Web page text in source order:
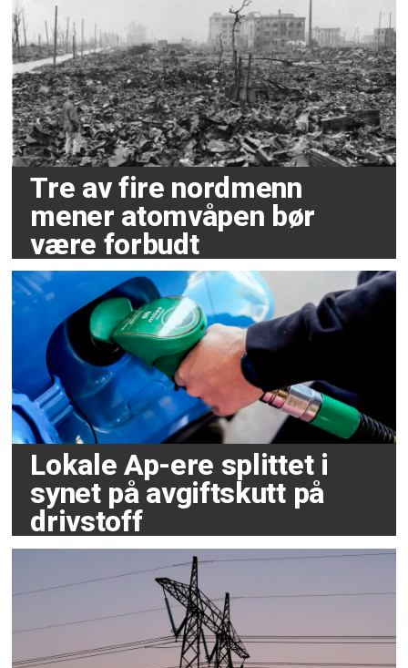
Tre av fire nordmenn
mener atomvåpen bør
være forbudt
Lokale Ap-ere splittet i
synet på avgiftskutt på
drivstoff